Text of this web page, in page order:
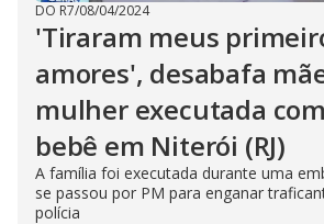
DO R7/08/04/2024
'Tiraram meus
amores', desabafa
mulher executada
bebê em Niterói (RJ)
A família foi executada durante uma
se passou por PM para enganar
polícia